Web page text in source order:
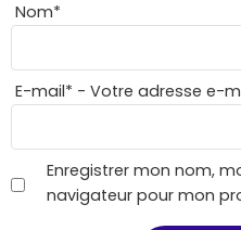
Nom*
E-mail* - Votre adresse e-
Enregistrer mon nom,
navigateur pour mon